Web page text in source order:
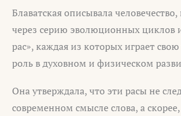
Блаватская описывала
через серию эволюционных циклов
рас», каждая из которых играет
роль в духовном и физическом
Она утверждала, что эти расы не
современном смысле слова, а